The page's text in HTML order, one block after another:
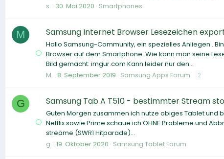
s. 30. Mai 2020 Smartphones
M Samsung Internet Browser Lesezeichen
Hallo Samsung-Community, ein spezielles Anliegen .
Browser auf dem Smartphone. Wie kann man seine
Bild gemacht: imgur.com Kann leider nur den...
M. 8. September 2019 Samsung Apps Forum 2
G Samsung Tab A T510 - bestimmter Stream
Guten Morgen zusammen ich nutze obiges Tablet und
Netflix sowie Prime schaue ich OHNE Probleme und
streame (SWR1 Hitparade)...
g. 19. Oktober 2020 Samsung Tablet Forum